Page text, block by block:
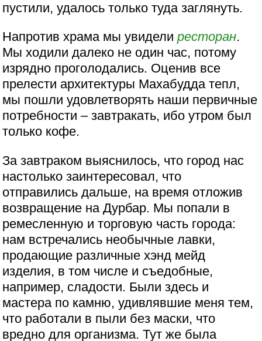
пустили, удалось только туда заглянуть.
Напротив храма мы увиделиресторан.
Мы ходили далеко не один час, потому
изрядно проголодались. Оценив все
прелести архитектуры Махабудда тепл,
мы пошли удовлетворять наши первичные
потребности – завтракать, ибо утром был
только кофе.
За завтраком выяснилось, что город нас
настолько заинтересовал, что
отправились дальше, на время отложив
возвращение на Дурбар. Мы попали в
ремесленную и торговую часть города:
нам встречались необычные лавки,
продающие различные хэнд мейд
изделия, в том числе и съедобные,
например, сладости. Были здесь и
мастера по камню, удивлявшие меня тем,
что работали в пыли без маски, что
вредно для организма. Тут же была